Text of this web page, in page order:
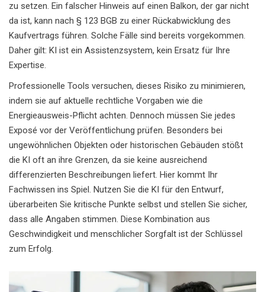
zu setzen. Ein falscher Hinweis auf einen Balkon, der gar nicht
da ist, kann nach § 123 BGB zu einer Rückabwicklung des
Kaufvertrags führen. Solche Fälle sind bereits vorgekommen.
Daher gilt: KI ist ein Assistenzsystem, kein Ersatz für Ihre
Expertise.
Professionelle Tools versuchen, dieses Risiko zu minimieren,
indem sie auf aktuelle rechtliche Vorgaben wie die
Energieausweis-Pflicht achten. Dennoch müssen Sie jedes
Exposé vor der Veröffentlichung prüfen. Besonders bei
ungewöhnlichen Objekten oder historischen Gebäuden stößt
die KI oft an ihre Grenzen, da sie keine ausreichend
differenzierten Beschreibungen liefert. Hier kommt Ihr
Fachwissen ins Spiel. Nutzen Sie die KI für den Entwurf,
überarbeiten Sie kritische Punkte selbst und stellen Sie sicher,
dass alle Angaben stimmen. Diese Kombination aus
Geschwindigkeit und menschlicher Sorgfalt ist der Schlüssel
zum Erfolg.